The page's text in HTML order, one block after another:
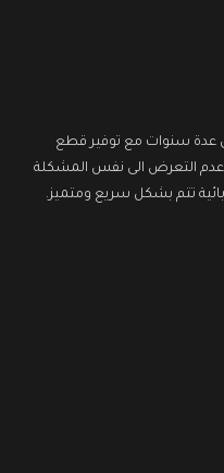
عدة سنوات مع توفير قطع
التعرض الى نفس المشكلة
تتم بشكل سريع ومتميز.